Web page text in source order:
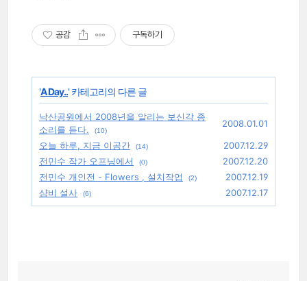
공감 구독하기
'A Day..' 카테고리의 다른 글
낙산공원에서 2008년을 알리는 보신각 종
소리를 듣다.
(10)
2008.01.01
오늘 하루, 지금 이공간
(14)
2007.12.29
전민수 작가 오프닝에서
(0)
2007.12.20
전민수 개인전 - Flowers , 설치작업
(2)
2007.12.19
샴비 설사
(6) 2007.12.17